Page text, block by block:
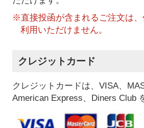
※直接投函が含まれるご注文は
利用いただけません。
クレジットカード
クレジットカードは、VISA、
American Express、Diners Club